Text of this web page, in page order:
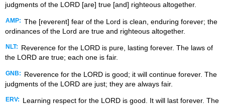
judgments of the LORD [are] true [and] righteous altogether.
AMP: The [reverent] fear of the Lord is clean, enduring forever; the
ordinances of the Lord are true and righteous altogether.
NLT:
Reverence for the LORD is pure, lasting forever. The laws of
the LORD are true; each one is fair.
GNB:
Reverence for the LORD is good; it will continue forever. The
judgments of the LORD are just; they are always fair.
ERV:
Learning respect for the LORD is good. It will last forever. The